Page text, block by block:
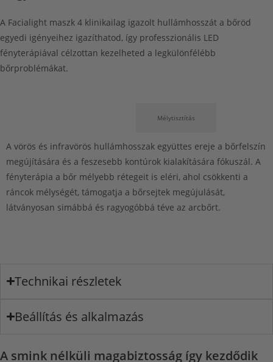
A Facialight maszk 4 klinikailag igazolt hullámhosszát a bőröd
egyedi igényeihez igazíthatod, így professzionális LED
fényterápiával célzottan kezelheted a legkülönfélébb
bőrproblémákat.
Mélytisztítás
A vörös és infravörös hullámhosszak együttes ereje a bőrfelszín
megújítására és a feszesebb kontúrok kialakítására fókuszál. A
fényterápia a bőr mélyebb rétegeit is eléri, ahol csökkenti a
ráncok mélységét, támogatja a bőrsejtek megújulását,
látványosan simábbá és ragyogóbbá téve az arcbőrt.
Technikai részletek
Beállítás és alkalmazás
A smink nélküli magabiztosság így kezdődik